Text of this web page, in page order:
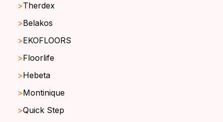
Therdex
Belakos
EKOFLOORS
Floorlife
Hebeta
Montinique
Quick Step